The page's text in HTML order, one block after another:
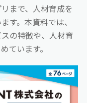
まで、人材育成を
す。本資料では、
の特徴や、人材育
ています。